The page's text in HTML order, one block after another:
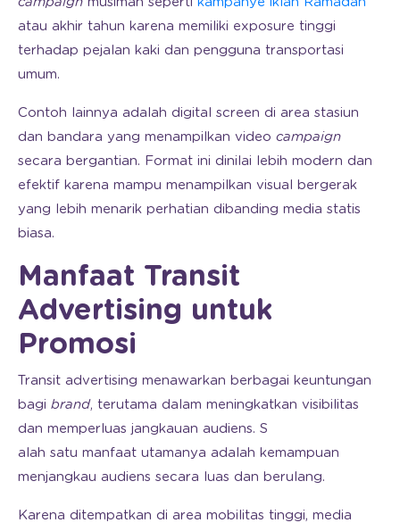
atau akhir tahun karena memiliki exposure tinggi
terhadap pejalan kaki dan pengguna transportasi
umum.
Contoh lainnya adalah digital screen di area stasiun
dan bandara yang menampilkan video campaign
secara bergantian. Format ini dinilai lebih modern dan
efektif karena mampu menampilkan visual bergerak
yang lebih menarik perhatian dibanding media statis
biasa.
Manfaat Transit
Advertising untuk
Promosi
Transit advertising menawarkan berbagai keuntungan
bagi brand, terutama dalam meningkatkan visibilitas
dan memperluas jangkauan audiens. S
alah satu manfaat utamanya adalah kemampuan
menjangkau audiens secara luas dan berulang.
Karena ditempatkan di area mobilitas tinggi, media